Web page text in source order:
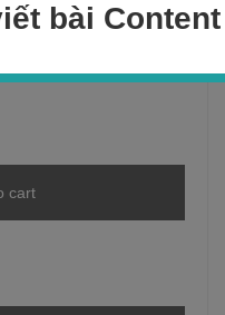
cart
bài Content